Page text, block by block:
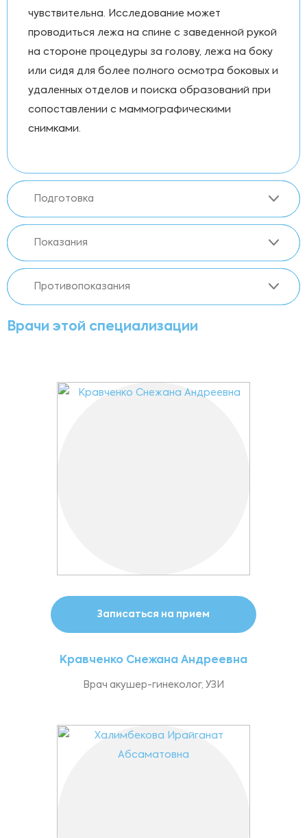
чувствительна. Исследование может
проводиться лежа на спине с заведенной рукой
на стороне процедуры за голову, лежа на боку
или сидя для более полного осмотра боковых и
удаленных отделов и поиска образований при
сопоставлении с маммографическими
снимками.
Подготовка
Показания
Противопоказания
Врачи этой специализации
Записаться на прием
Кравченко Снежана Андреевна
Врач акушер-гинеколог, УЗИ